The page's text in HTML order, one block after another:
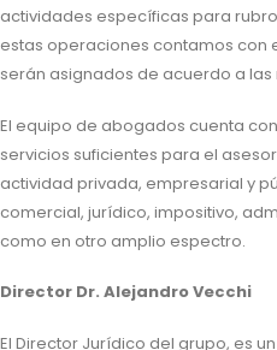
actividades específicas para
estas operaciones contamos con
serán asignados de acuerdo a
El equipo de abogados cuenta
servicios suficientes para el
actividad privada, empresarial y
comercial, jurídico, impositivo,
como en otro amplio espectro.
Director Dr. Alejandro Vecchi
El Director Jurídico del grupo, es